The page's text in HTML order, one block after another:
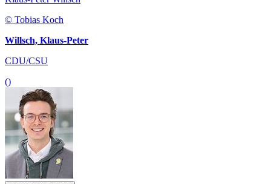
© Tobias Koch
Willsch, Klaus-Peter
CDU/CSU
()